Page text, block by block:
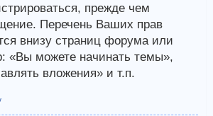
прежде чем
Перечень Ваших прав
внизу страниц форума или
«Вы можете начинать темы»,
вложения» и т.п.